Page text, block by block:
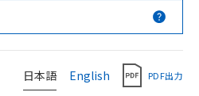
日本語 English PDF出力